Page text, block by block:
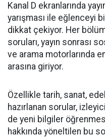
Kanal D ekranlarında
yarışması ile eğlenceyi
dikkat çekiyor. Her
soruları, yayın sonrası
ve arama motorlarında
arasına giriyor.
Özellikle tarih, sanat,
hazırlanan sorular,
de yeni bilgiler
hakkında yöneltilen bu